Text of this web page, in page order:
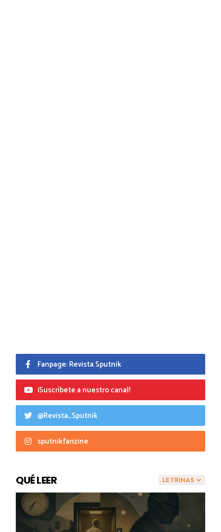
Fanpage: Revista Sputnik
¡Suscríbete a nuestro canal!
@Revista_Sputnik
sputnikfanzine
LETRINAS
QUÉ LEER